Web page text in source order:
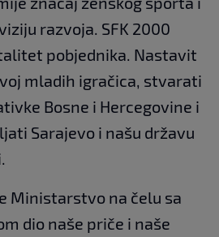
razvoja. SFK 2000
pobjednika. Nastavit
mladih igračica, stvarati
Bosne i Hercegovine i
Sarajevo i našu državu
Ministarstvo na čelu sa
dio naše priče i naše